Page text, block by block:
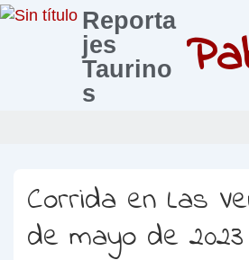
Reporta
jes
Taurino
s
Corrida en Las
de mayo de 2023